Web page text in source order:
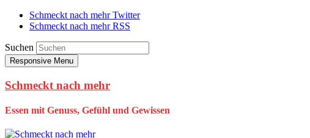
Schmeckt nach mehr Twitter
Schmeckt nach mehr RSS
Suchen
Responsive Menu
Schmeckt nach mehr
Essen mit Genuss, Gefühl und Gewissen